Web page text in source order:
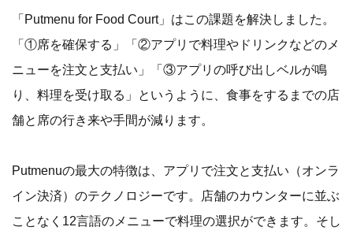
「Putmenu for Food Court」はこの課題を解決しました。
「①席を確保する」「②アプリで料理やドリンクなどのメ
ニューを注文と支払い」「③アプリの呼び出しベルが鳴
り、料理を受け取る」というように、食事をするまでの店
舗と席の行き来や手間が減ります。
Putmenuの最大の特徴は、アプリで注文と支払い（オンラ
イン決済）のテクノロジーです。店舗のカウンターに並ぶ
ことなく12言語のメニューで料理の選択ができます。そし